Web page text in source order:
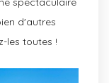
d'autres
les toutes !